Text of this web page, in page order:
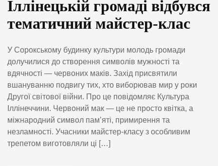
Іллінецькій громаді відбувся
тематичний майстер-клас
У Сорокському будинку культури молодь громади
долучилися до створення символів мужності та
вдячності — червоних маків. Захід присвятили
вшануванню подвигу тих, хто виборював мир у роки
Другої світової війни. Про це повідомляє Культура
Іллінеччини. Червоний мак — це не просто квітка, а
міжнародний символ пам’яті, примирення та
незламності. Учасники майстер-класу з особливим
трепетом виготовляли ці […]